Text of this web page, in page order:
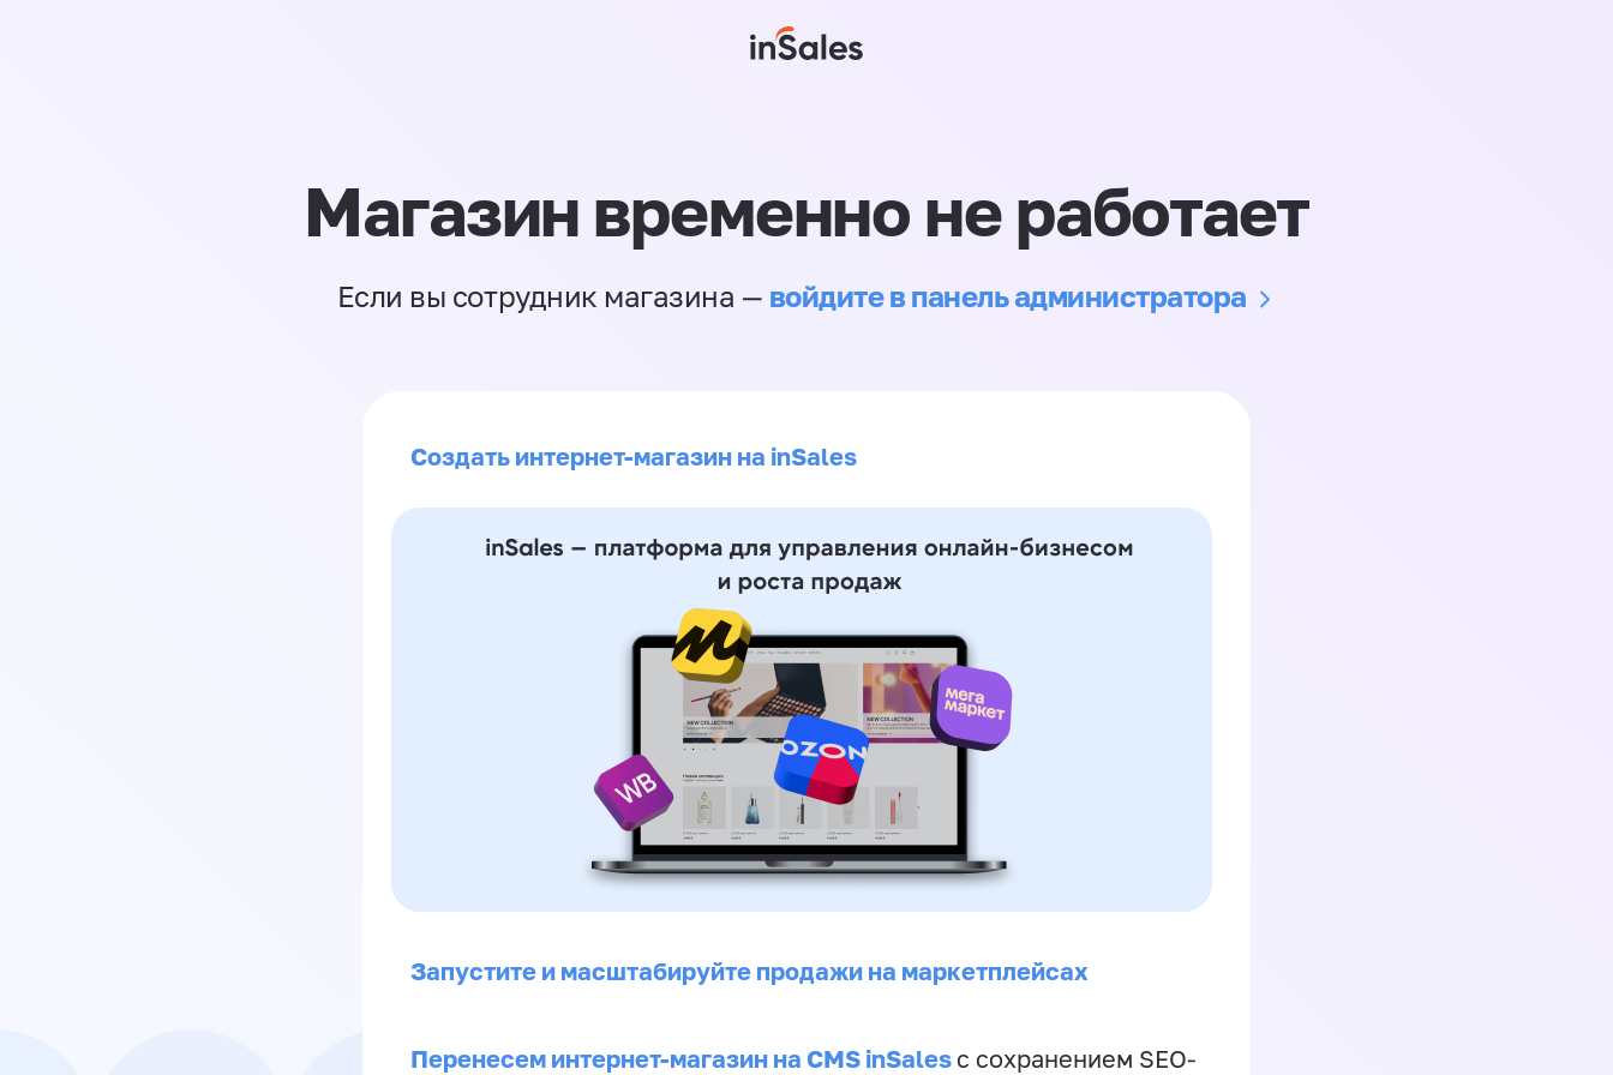
Магазин временно не работает
Если вы сотрудник магазина — войдите в панель администратора
Создать интернет-магазин на inSales
Запустите и масштабируйте продажи на маркетплейсах
Перенесем интернет-магазин на CMS inSales с сохранением SEO-